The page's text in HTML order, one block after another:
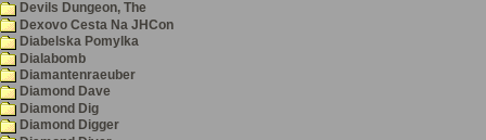
Devils Dungeon, The
Dexovo Cesta Na JHCon
Diabelska Pomylka
Dialabomb
Diamantenraeuber
Diamond Dave
Diamond Dig
Diamond Digger